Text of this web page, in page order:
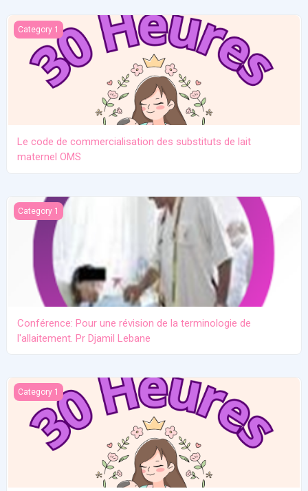
Le code de commercialisation des substituts de lait maternel
Category 1
Le code de commercialisation des substituts de lait
maternel OMS
Conférence: Pour une révision de la terminologie de l'allaitement.
Category 1
Conférence: Pour une révision de la terminologie de
l'allaitement. Pr Djamil Lebane
Les problèmes communs en allaitement maternel
Category 1